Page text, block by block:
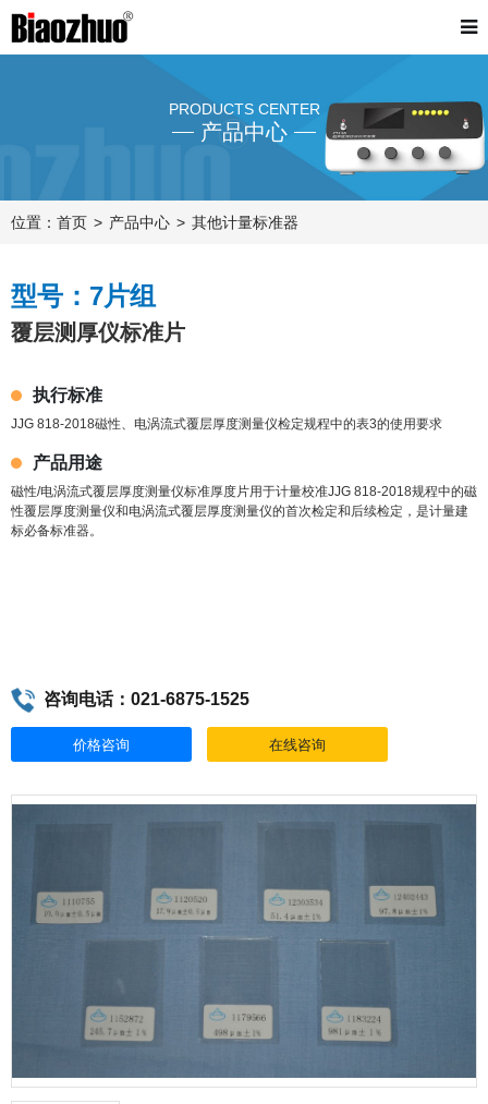
PRODUCTS CENTER
产品中心
位置： 首页 产品中心 其他计量标准器
型号：7片组
覆层测厚仪标准片
执行标准
JJG 818-2018磁性、电涡流式覆层厚度测量仪检定规程中的表3的使用要求
产品用途
磁性/电涡流式覆层厚度测量仪标准厚度片用于计量校准JJG 818-2018规程中的磁
性覆层厚度测量仪和电涡流式覆层厚度测量仪的首次检定和后续检定，是计量建
标必备标准器。